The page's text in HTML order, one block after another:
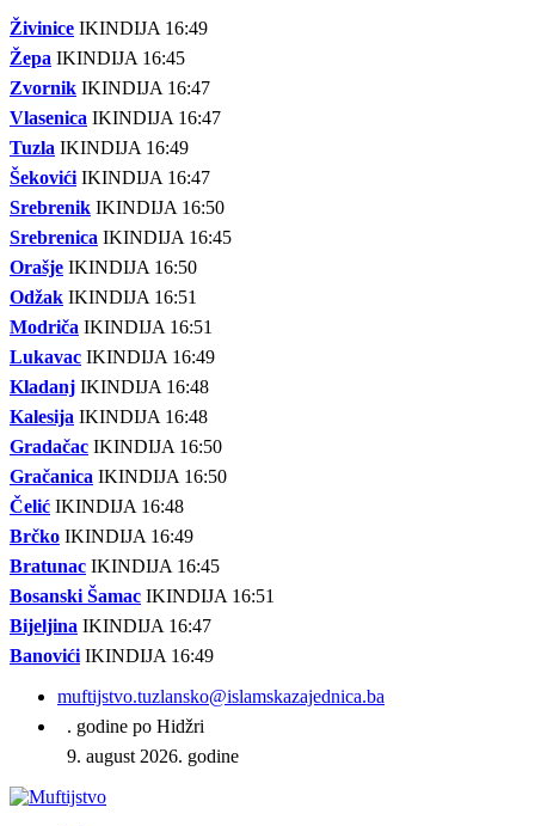
Živinice IKINDIJA 16:49
Žepa IKINDIJA 16:45
Zvornik IKINDIJA 16:47
Vlasenica IKINDIJA 16:47
Tuzla IKINDIJA 16:49
Šekovići IKINDIJA 16:47
Srebrenik IKINDIJA 16:50
Srebrenica IKINDIJA 16:45
Orašje IKINDIJA 16:50
Odžak IKINDIJA 16:51
Modriča IKINDIJA 16:51
Lukavac IKINDIJA 16:49
Kladanj IKINDIJA 16:48
Kalesija IKINDIJA 16:48
Gradačac IKINDIJA 16:50
Gračanica IKINDIJA 16:50
Čelić IKINDIJA 16:48
Brčko IKINDIJA 16:49
Bratunac IKINDIJA 16:45
Bosanski Šamac IKINDIJA 16:51
Bijeljina IKINDIJA 16:47
Banovići IKINDIJA 16:49
muftijstvo.tuzlansko@islamskazajednica.ba
. godine po Hidžri
9. august 2026. godine